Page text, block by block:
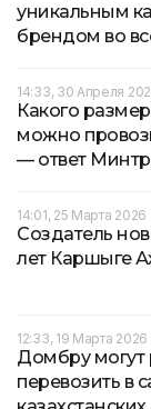
уникальным
брендом во
14:33, 30 Апреля
Какого
можно
— ответ
14:01, 25 Марта 2026
Создатель
лет Каршыге
12:33, 19 Марта 2026
Домбру могут
перевозить в